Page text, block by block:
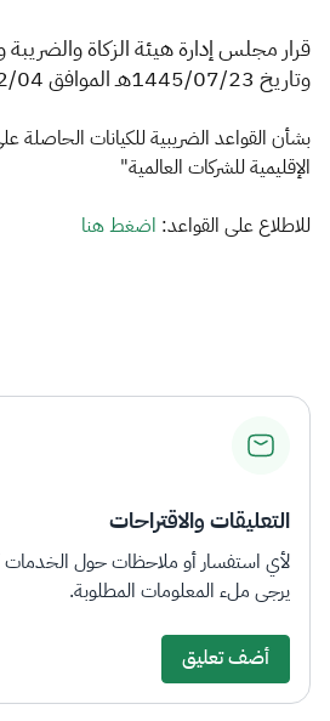
اقتراحات
الزكاة الجمارك
ضريبة
الإقرار الضريبي
وتاريخ 1445/07/23هـ الموافق 2024/02/04م
بشأن القواعد الضريبية للكيانات
الإقليمية للشركات العالمية"
للاطلاع على القواعد: اضغط هنا​​
التعليقات والاقتراحات
لأي استفسار أو ملاحظات حول الخدمات
يرجى ملء المعلومات المطلوبة.
أضف تعليق